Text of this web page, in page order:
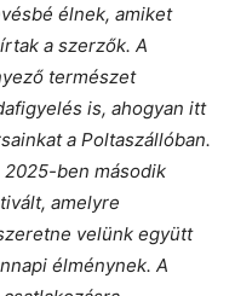
élnek, amiket
a szerzők. A
természet
is, ahogyan itt
a Poltaszállóban.
ben második
amelyre
velünk együtt
élménynek. A